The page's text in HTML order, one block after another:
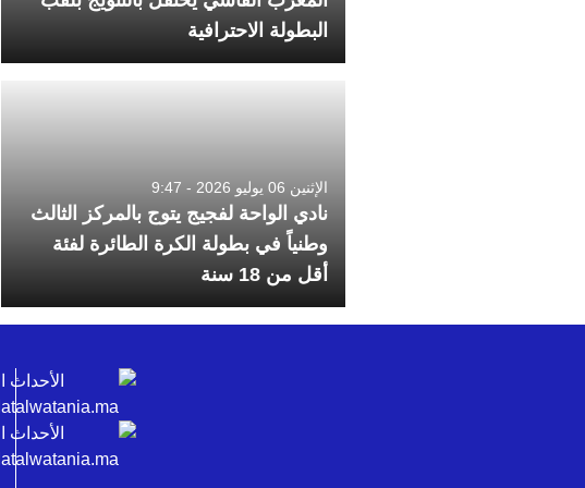
البطولة الاحترافية
الإثنين 06 يوليو 2026 - 9:47
نادي الواحة لفجيج يتوج بالمركز الثالث
وطنياً في بطولة الكرة الطائرة لفئة
أقل من 18 سنة